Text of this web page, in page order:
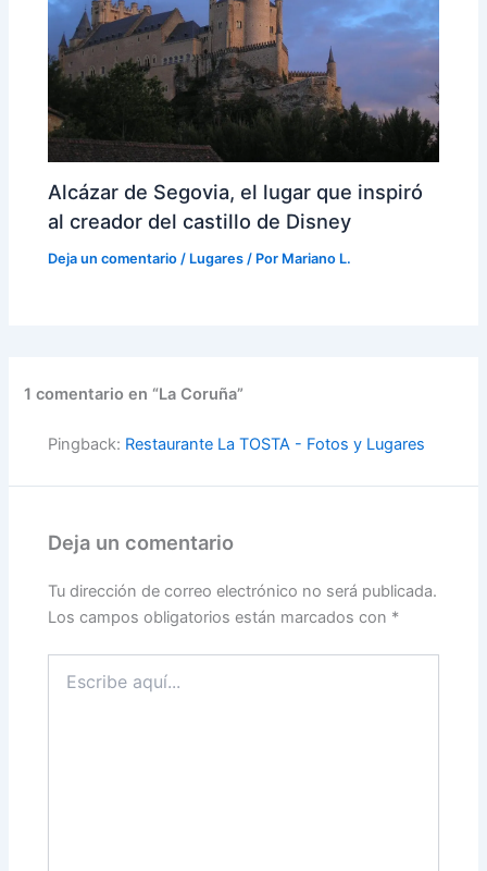
Alcázar de Segovia, el lugar que inspiró
al creador del castillo de Disney
Deja un comentario / Lugares / Por Mariano L.
1 comentario en “La Coruña”
Pingback: Restaurante La TOSTA - Fotos y Lugares
Deja un comentario
Tu dirección de correo electrónico no será publicada.
Los campos obligatorios están marcados con *
aquí...